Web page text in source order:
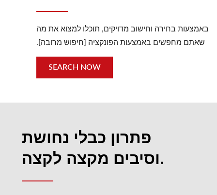
באמצעות בחירה וחישוב מדויקים, תוכלו למצוא את מה
שאתם מחפשים באמצעות הפונקציה [חיפוש מרובה].
SEARCH NOW
פתרון כבלי נחושת
וסיבים מקצה לקצה.